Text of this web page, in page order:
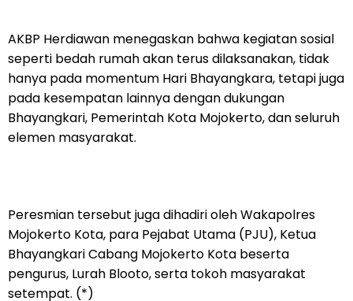
AKBP Herdiawan menegaskan bahwa kegiatan sosial
seperti bedah rumah akan terus dilaksanakan, tidak
hanya pada momentum Hari Bhayangkara, tetapi juga
pada kesempatan lainnya dengan dukungan
Bhayangkari, Pemerintah Kota Mojokerto, dan seluruh
elemen masyarakat.
Peresmian tersebut juga dihadiri oleh Wakapolres
Mojokerto Kota, para Pejabat Utama (PJU), Ketua
Bhayangkari Cabang Mojokerto Kota beserta
pengurus, Lurah Blooto, serta tokoh masyarakat
setempat. (*)